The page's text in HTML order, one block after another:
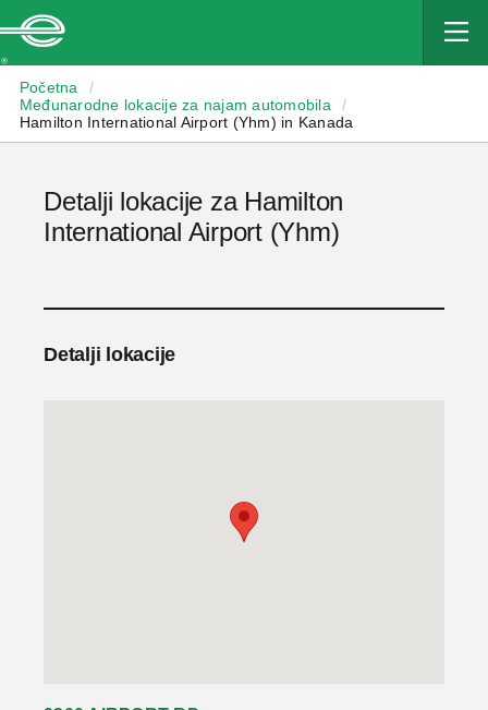
Početna
/
Međunarodne lokacije za najam automobila
/
Hamilton International Airport (Yhm) in Kanada
Detalji lokacije za Hamilton
International Airport (Yhm)
Detalji lokacije